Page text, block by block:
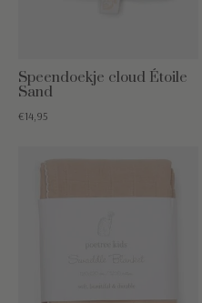
Speendoekje cloud Étoile
Sand
€14,95